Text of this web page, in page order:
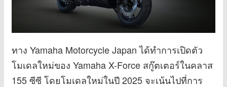
ทาง Yamaha Motorcycle Japan ได้ทำการเปิดตัว
โมเดลใหม่ของ Yamaha X-Force สกู๊ตเตอร์ในคลาส
155 ซีซี โดยโมเดลใหม่ในปี 2025 จะเน้นไปที่การ